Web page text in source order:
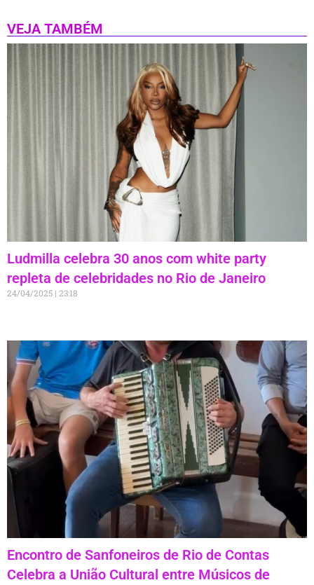
VEJA TAMBÉM
Ludmilla celebra 30 anos com white party
repleta de celebridades no Rio de Janeiro
24/04/2025 23:18
Encontro de Sanfoneiros de Rio de Contas
Celebra a União Cultural entre Músicos de